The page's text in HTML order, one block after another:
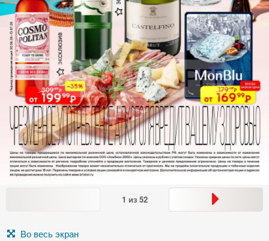
1 из 52
Во весь экран